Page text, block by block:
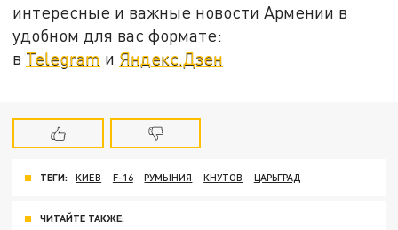
интересные и важные новости Армении в
удобном для вас формате:
в Telegram и Яндекс.Дзен
ТЕГИ: КИЕВ F-16 РУМЫНИЯ КНУТОВ ЦАРЬГРАД
ЧИТАЙТЕ ТАКЖЕ: